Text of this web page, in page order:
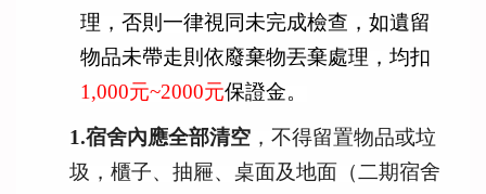
理，否則一律視同未完成檢查， 如遺留
物品未帶走則依廢棄物丟棄處理，均扣
1,000元~2000元保證金。
1.宿舍內應全部清空 ，不得留置物品或垃
圾，櫃子、抽屜、 桌面及地面（二期宿舍